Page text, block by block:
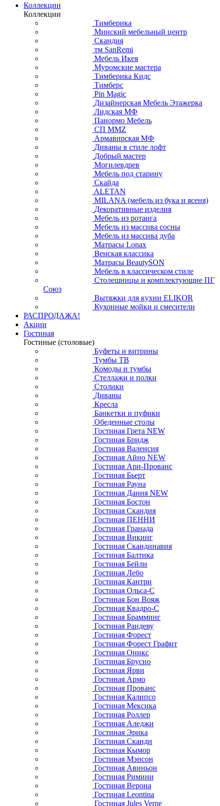
Коллекции
Коллекции
Тимберика
Минский мебельный центр
Скандия
тм SanRemi
Мебель Икея
Муромские мастера
Тимберика Кидс
Тимберс
Pin Magic
Дизайнерская Мебель Этажерка
Лидская МФ
Панормо Мебель
СП ММZ
Армавирская МФ
Диваны в стиле лофт
Добрый мастер
Могилевдрев
Мебель под старину
Скайда
ALETAN
MILANA (мебель из бука и ясеня)
Декоративные изделия
Мебель из ротанга
Мебель из массива сосны
Мебель из массива дуба
Матрасы Lonax
Венская классика
Матрасы BeautySON
Мебель в классическом стиле
Столешницы и комплектующие ПГ
Союз
Вытяжки для кухни ELIKOR
Кухонные мойки и смесители
РАСПРОДАЖА!
Акции
Гостиная
Гостиные (столовые)
Буфеты и витрины
Тумбы ТВ
Комоды и тумбы
Стеллажи и полки
Столики
Диваны
Кресла
Банкетки и пуфики
Обеденные столы
Гостиная Грета NEW
Гостиная Бридж
Гостиная Валенсия
Гостиная Айно NEW
Гостиная Ари-Прованс
Гостиная Бьерт
Гостиная Рауна
Гостиная Дания NEW
Гостиная Бостон
Гостиная Скандия
Гостиная ПЕННИ
Гостиная Гранада
Гостиная Викинг
Гостиная Скандинавия
Гостиная Балтика
Гостиная Бейли
Гостиная Лебо
Гостиная Кантри
Гостиная Ольса-С
Гостиная Бон Вояж
Гостиная Квадро-С
Гостиная Брамминг
Гостиная Рандеву
Гостиная Форест
Гостиная Форест Графит
Гостиная Оникс
Гостиная Брусно
Гостиная Ярви
Гостиная Армо
Гостиная Прованс
Гостиная Калипсо
Гостиная Мексика
Гостиная Роллер
Гостиная Аледжи
Гостиная Эрика
Гостиная Сканди
Гостиная Кымор
Гостиная Мэнсон
Гостиная Авиньон
Гостиная Римини
Гостиная Верона
Гостиная Leontina
Гостиная Jules Verne